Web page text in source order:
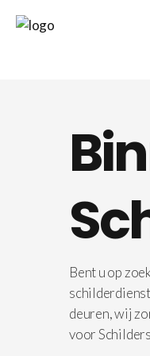
Bent u op
deuren, wij
voor